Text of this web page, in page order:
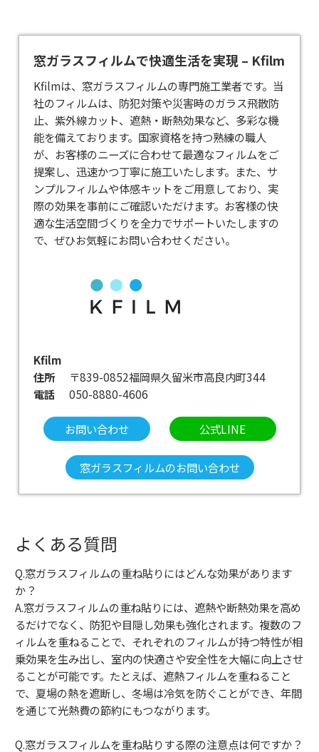
窓ガラスフィルムで快適生活を実現 – Kfilm
Kfilmは、 窓ガラスフィルムの専門施工業者です。​当
社のフィルムは、防犯対策や災害時のガラス飛散防
止、紫外線カット、遮熱・断熱効果など、多彩な機
能を備えております。​国家資格を持つ熟練の職人
が、お客様のニーズに合わせて最適なフィルムをご
提案し、迅速かつ丁寧に施工いたします。​また、サ
ンプルフィルムや体感キットをご用意しており、実
際の効果を事前にご確認いただけます。​お客様の快
適な生活空間づくりを全力でサポートいたしますの
で、ぜひお気軽にお問い合わせください。
Kfilm
住所
〒839-0852福岡県久留米市高良内町344
電話
050-8880-4606
お問い合わせ 公式LINE
窓ガラスフィルムのお問い合わせ
よくある質問
Q.窓ガラスフィルムの重ね貼りにはどんな効果があります
か？
A.窓ガラスフィルムの重ね貼りには、遮熱や断熱効果を高め
るだけでなく、防犯や目隠し効果も強化されます。複数のフ
ィルムを重ねることで、それぞれのフィルムが持つ特性が相
乗効果を生み出し、室内の快適さや安全性を大幅に向上させ
ることが可能です。たとえば、遮熱フィルムを重ねること
で、夏場の熱を遮断し、冬場は冷気を防ぐことができ、年間
を通じて光熱費の節約にもつながります。
Q.窓ガラスフィルムを重ね貼りする際の注意点は何ですか？